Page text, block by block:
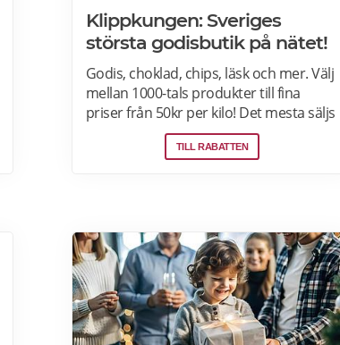
Klippkungen: Sveriges
största godisbutik på nätet!
Godis, choklad, chips, läsk och mer. Välj
mellan 1000-tals produkter till fina
priser från 50kr per kilo! Det mesta säljs
i flerkiloslådor men det finns även
förpackningar som lämpar sig bra som
TILL RABATTEN